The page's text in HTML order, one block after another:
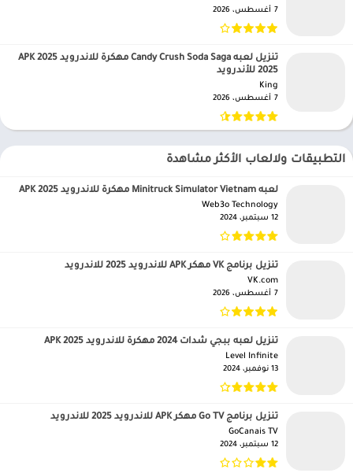
7 أغسطس، 2026
تنزيل لعبه Candy Crush Soda Saga مهكرة للاندرويد APK 2025
2025 للأندرويد
King‏
7 أغسطس، 2026
التطبيقات ولالعاب الأكثر مشاهدة
لعبه Minitruck Simulator Vietnam مهكرة للاندرويد APK 2025
Web3o Technology‏
12 سبتمبر، 2024
تنزيل برنامج VK مهكر APK للاندرويد 2025 للاندرويد
VK.com‏
7 أغسطس، 2026
تنزيل لعبه ببجي شدات 2024 مهكرة للاندرويد APK 2025
Level Infinite‏
13 نوفمبر، 2024
تنزيل برنامج Go TV مهكر APK للاندرويد 2025 للاندرويد
GoCanais TV‏
12 سبتمبر، 2024